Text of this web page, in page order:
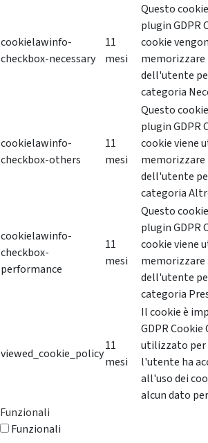
cookielawinfo-
checkbox-necessary
11
mesi
Questo
plugin GDPR
cookie
memorizzare
dell'utente
categoria
cookielawinfo-
checkbox-others
11
mesi
Questo
plugin GDPR
cookie viene
memorizzare
dell'utente
categoria
cookielawinfo-
checkbox-
performance
11
mesi
Questo
plugin GDPR
cookie viene
memorizzare
dell'utente
categoria
viewed_cookie_policy
11
mesi
Il cookie è
GDPR Cookie
utilizzato per
l'utente ha
all'uso dei
alcun dato
Funzionali
Funzionali